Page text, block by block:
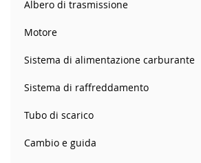
Albero di trasmissione
Motore
Sistema di alimentazione carburante
Sistema di raffreddamento
Tubo di scarico
Cambio e guida